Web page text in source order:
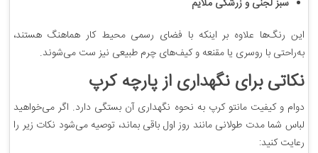
این رنگ‌ها علاوه بر اینکه با فضای رسمی محیط کار هماهنگ هستند،
به‌راحتی با روسری یا مقنعه و کیف‌های چرم طبیعی نیز ست می‌شوند.
نکاتی برای نگهداری از پارچه کرپ
دوام و کیفیت مانتو کرپ به نحوه نگهداری آن بستگی دارد. اگر می‌خواهید
لباس شما مدت طولانی مانند روز اول باقی بماند، توصیه می‌شود نکات زیر را
رعایت کنید: